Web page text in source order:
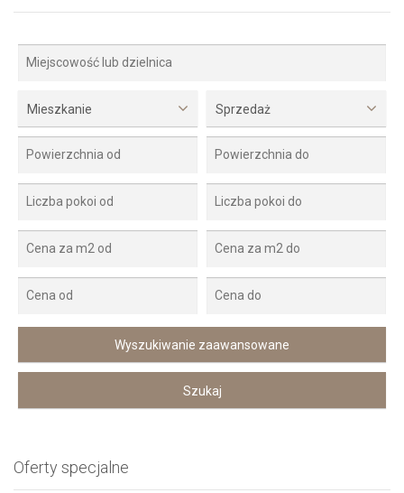
Mieszkanie Sprzedaż
Oferty specjalne